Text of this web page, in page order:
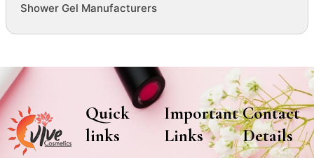
Shower Gel Manufacturers
Quick
links
Important
Links
Contact
Details